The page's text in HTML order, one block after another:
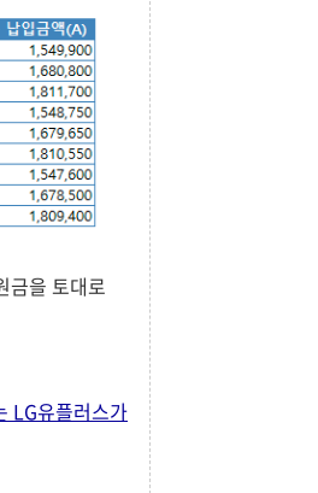
금을 토대로
LG유플러스가